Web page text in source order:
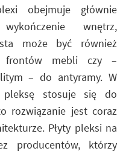
obejmuje głównie
wnętrz,
może być również
frontów mebli czy –
– do antyramy. W
pleksę stosuje się do
rozwiązanie jest coraz
Płyty pleksi na
producentów, którzy